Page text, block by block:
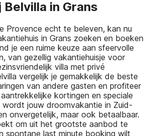
Belvilla in Grans
Provence echt te beleven, kan nu
in Grans zoeken en boeken
je een ruime keuze aan sfeervolle
van gezellig vakantiehuisje voor
villa met privé
vergelijk je gemakkelijk de beste
van andere gasten en profiteer
kortingen en speciale
wordt jouw droomvakantie in Zuid-
onvergetelijk, maar ook betaalbaar.
om uit het grootste aanbod te
spontane last minute booking wilt